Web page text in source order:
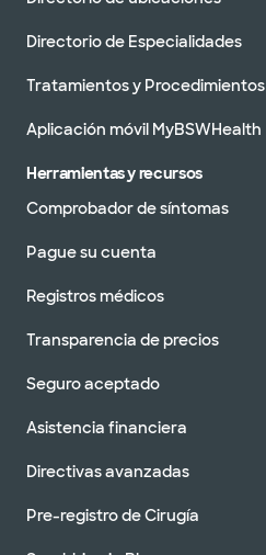
Directorio de Especialidades
Tratamientos y Procedimientos
Aplicación móvil MyBSWHealth
Herramientas y recursos
Comprobador de síntomas
Pague su cuenta
Registros médicos
Transparencia de precios
Seguro aceptado
Asistencia financiera
Directivas avanzadas
Pre-registro de Cirugía